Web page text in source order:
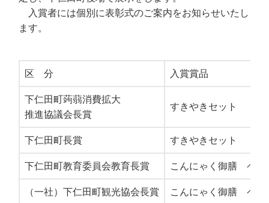
入賞者には個別に表彰式のご案内をお知らせいたし
ます。
区 分 入賞賞品
下仁田町蒟蒻消費拡大
推進協議会長賞
すきやきセット
下仁田町長賞 すきやきセット
下仁田町教育委員会教育長賞 こんにゃく御膳 ペア
（一社）下仁田町観光協会長賞 こんにゃく御膳 ペア